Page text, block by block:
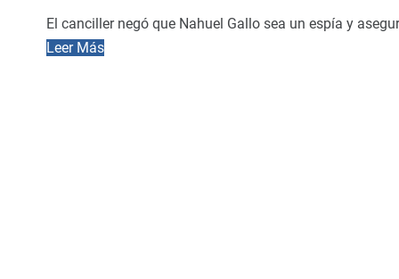
El canciller negó que Nahuel Gallo sea un espía y
Leer Más